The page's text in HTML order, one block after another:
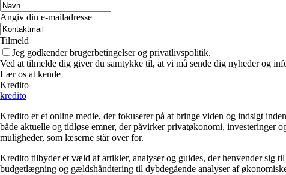
Angiv din e-mailadresse
Tilmeld
Jeg godkender brugerbetingelser og privatlivspolitik.
Ved at tilmelde dig giver du samtykke til, at vi må sende dig nyheder og
Lær os at kende
Kredito
kredito
Kredito er et online medie, der fokuserer på at bringe viden og indsigt
både aktuelle og tidløse emner, der påvirker privatøkonomi, investeringer
muligheder, som læserne står over for.
Kredito tilbyder et væld af artikler, analyser og guides, der henvender sig
budgetlægning og gældshåndtering til dybdegående analyser af